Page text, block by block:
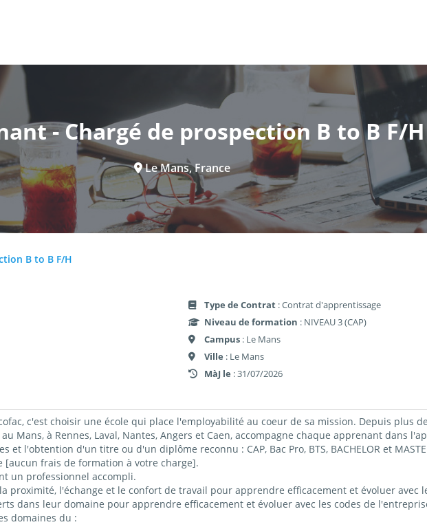
- Chargé de prospection B to B F/H
Le Mans, France
B to B F/H
Type de Contrat : Contrat d'apprentissage
Niveau de formation : NIVEAU 3 (CAP)
Campus : Le Mans
Ville : Le Mans
MàJ le : 31/07/2026
c'est choisir une école qui place l'employabilité au coeur de sa mission. Depuis plus
Mans, à Rennes, Laval, Nantes, Angers et Caen, accompagne chaque apprenant dans
l'obtention d'un titre ou d'un diplôme reconnu : CAP, Bac Pro, BTS, BACHELOR et
frais de formation à votre charge].
un professionnel accompli.
proximité, l'échange et le confort de travail pour apprendre efficacement et évoluer avec
dans leur domaine pour apprendre efficacement et évoluer avec les codes de
domaines du :